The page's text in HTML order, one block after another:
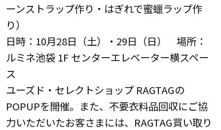
ーンストラップ作り・はぎれで蜜蠟ラップ作
り）
日時：10月28日（土）・29日（日） 場所：
ルミネ池袋 1F センターエレベーター横スペー
ス
ユーズド・セレクトショップ RAGTAGの
POPUPを開催。また、不要衣料品回収にご協
力いただいたお客さまには、RAGTAG買い取り